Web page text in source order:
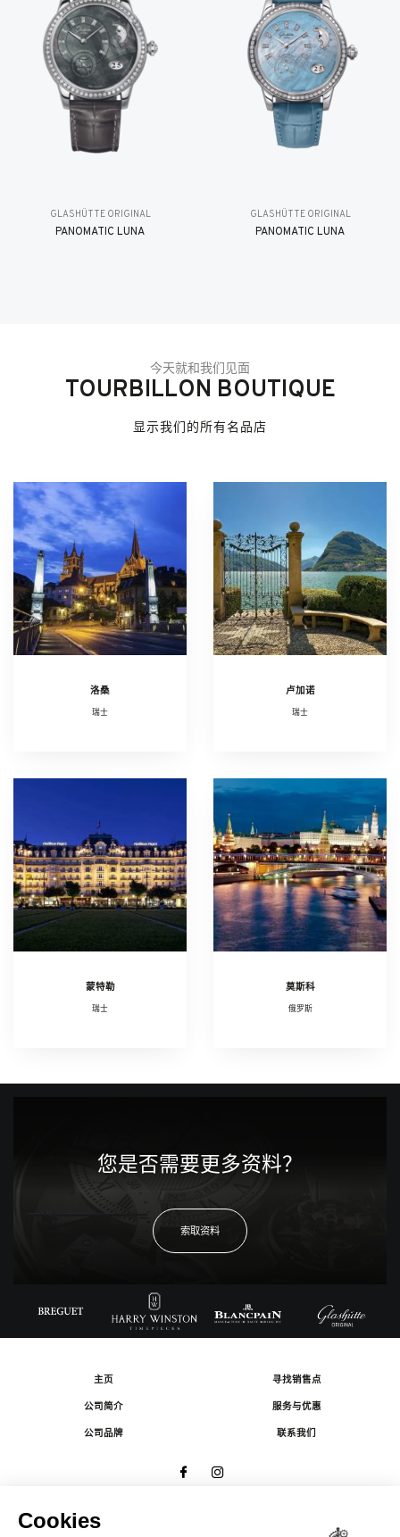
GLASHÜTTE ORIGINAL
PANOMATIC LUNA
GLASHÜTTE ORIGINAL
PANOMATIC LUNA
今天就和我们见面
TOURBILLON BOUTIQUE
显示我们的所有名品店
洛桑
瑞士
卢加诺
瑞士
蒙特勒
瑞士
莫斯科
俄罗斯
您是否需要更多资料？
索取资料
主页
公司简介
公司品牌
寻找销售点
服务与优惠
联系我们